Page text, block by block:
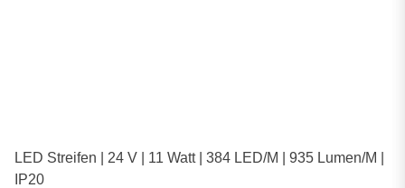
LED Streifen | 24 V | 11 Watt | 384 LED/M | 935 Lumen/M |
IP20